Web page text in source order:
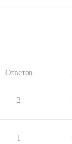
Ответов
2
1